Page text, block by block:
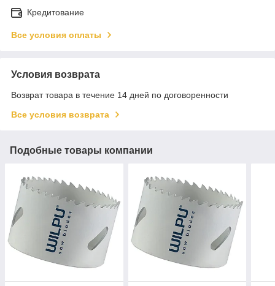
Кредитование
Все условия оплаты
Условия возврата
Возврат товара в течение 14 дней по договоренности
Все условия возврата
Подобные товары компании